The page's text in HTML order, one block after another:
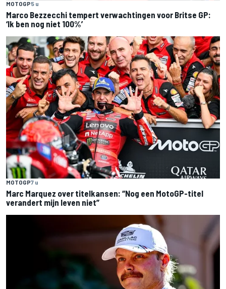
MOTOGP5 u
Marco Bezzecchi tempert verwachtingen voor Britse GP:
‘Ik ben nog niet 100%’
MOTOGP7 u
Marc Marquez over titelkansen: “Nog een MotoGP-titel
verandert mijn leven niet”